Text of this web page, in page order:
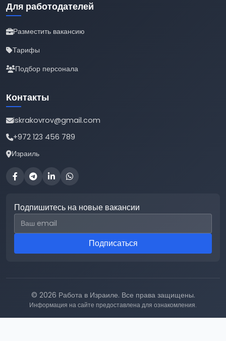
Для работодателей
Разместить вакансию
Тарифы
Подбор персонала
Контакты
iskrakovrov@gmail.com
+972 123 456 789
Израиль
Подпишитесь на новые вакансии
Email для подписки
Подписаться
© 2026 Работа в Израиле. Все права защищены.
Информация на сайте предоставлена для ознакомления.